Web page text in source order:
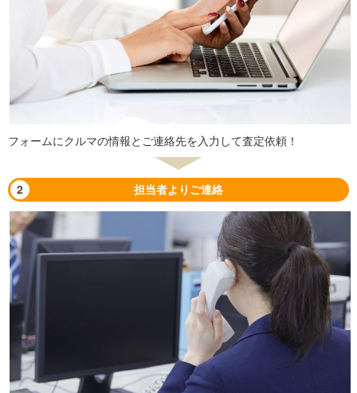
フォームにクルマの情報とご連絡先を入力して査定依頼！
2 担当者よりご連絡